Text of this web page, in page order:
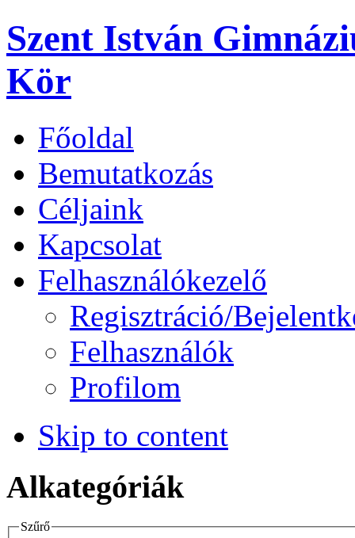
Szent István
Kör
Főoldal
Bemutatkozás
Céljaink
Kapcsolat
Felhasználókezelő
Regisztráció/
Felhasználók
Profilom
Skip to content
Alkategóriák
Szűrő